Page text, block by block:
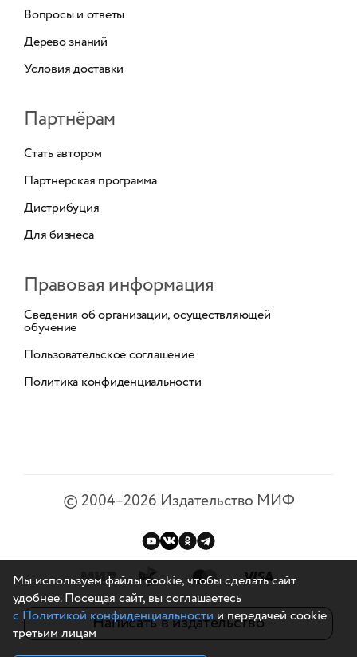
Вопросы и ответы
Дерево знаний
Условия доставки
Партнёрам
Стать автором
Партнерская программа
Дистрибуция
Для бизнеса
Правовая информация
Сведения об организации, осуществляющей
обучение
Пользовательское соглашение
Политика конфиденциальности
©2004–2026 Издательство МИФ
Написать в издательство
Мы используем файлы cookie, чтобы сделать сайт
удобнее. Посещая сайт, вы соглашаетесь
с Политикой конфиденциальностии передачей cookie
третьим лицам